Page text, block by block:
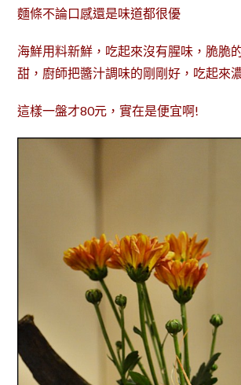
麵條不論口感還是味道都很優
海鮮用料新鮮，吃起來沒有腥味，脆脆
甜，廚師把醬汁調味的剛剛好，吃起來
這樣一盤才80元，實在是便宜啊!